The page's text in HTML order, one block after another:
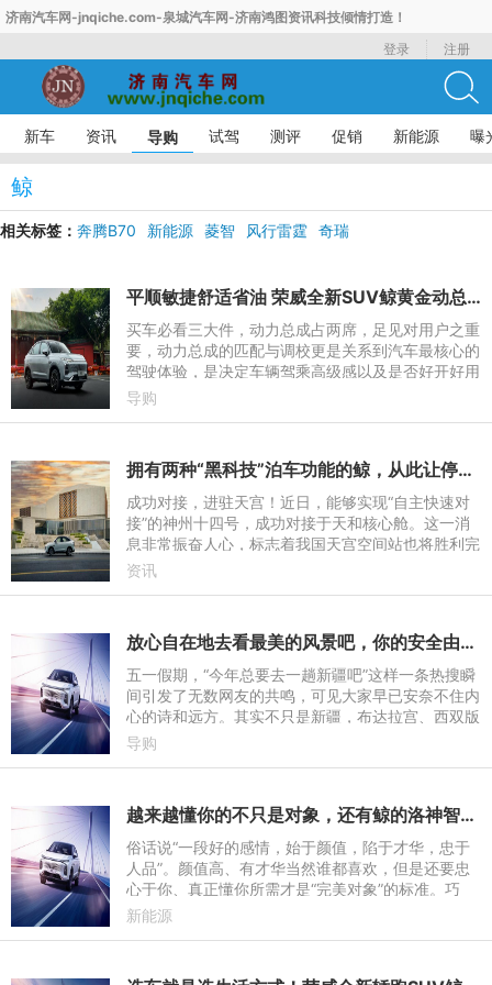
济南汽车网-jnqiche.com-泉城汽车网-济南鸿图资讯科技倾情打造！
登录
注册
新车 资讯 导购 试驾 测评 促销 新能源 曝
鲸
相关标签： 奔腾B70 新能源 菱智 风行雷霆 奇瑞
平顺敏捷舒适省油 荣威全新SUV鲸黄金动总实力解密
买车必看三大件，动力总成占两席，足见对用户之重
要，动力总成的匹配与调校更是关系到汽车最核心的
驾驶体验，是决定车辆驾乘高级感以及是否好开好用
的关键。纵观当前车市，最优选非AT变速箱莫属，
导购
拥有两种“黑科技”泊车功能的鲸，从此让停车不再成为难题
成功对接，进驻天宫！近日，能够实现“自主快速对
接”的神州十四号，成功对接于天和核心舱。这一消
息非常振奋人心，标志着我国天宫空间站也将胜利完
成组装建造。其实，能够完成“自主精准对接”的不只
资讯
放心自在地去看最美的风景吧，你的安全由鲸来守护
五一假期，“今年总要去一趟新疆吧”这样一条热搜瞬
间引发了无数网友的共鸣，可见大家早已安奈不住内
心的诗和远方。其实不只是新疆，布达拉宫、西双版
纳、潮汕顺德、呼伦贝尔……虽不能至，心向往之。
导购
越来越懂你的不只是对象，还有鲸的洛神智能座舱
俗话说“一段好的感情，始于颜值，陷于才华，忠于
人品”。颜值高、有才华当然谁都喜欢，但是还要忠
心于你、真正懂你所需才是“完美对象”的标准。巧
了，鲸正是这样一个有颜有才、对你知冷知暖、耐心
新能源